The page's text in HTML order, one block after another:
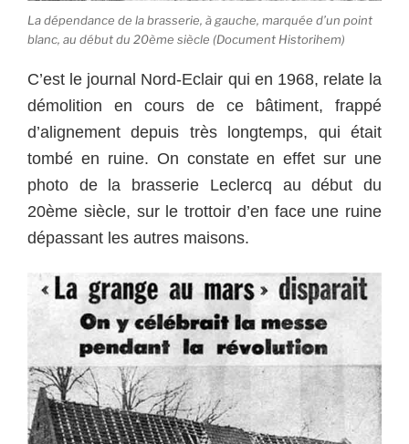
La dépendance de la brasserie, à gauche, marquée d’un point
blanc, au début du 20ème siècle (Document Historihem)
C’est le journal Nord-Eclair qui en 1968, relate la
démolition en cours de ce bâtiment, frappé
d’alignement depuis très longtemps, qui était
tombé en ruine. On constate en effet sur une
photo de la brasserie Leclercq au début du
20ème siècle, sur le trottoir d’en face une ruine
dépassant les autres maisons.